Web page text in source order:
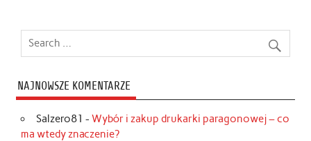
NAJNOWSZE KOMENTARZE
Salzero81 - Wybór i zakup drukarki paragonowej – co
ma wtedy znaczenie?